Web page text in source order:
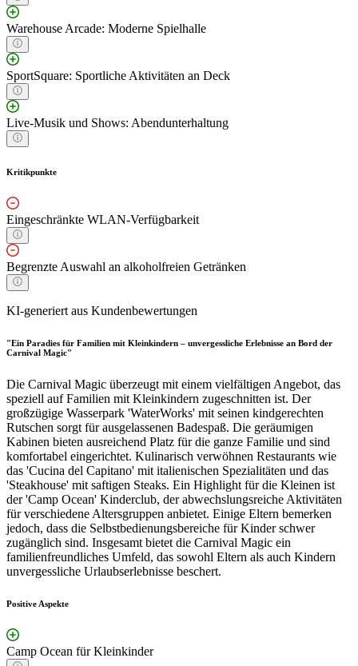
Warehouse Arcade: Moderne Spielhalle
SportSquare: Sportliche Aktivitäten an Deck
Live-Musik und Shows: Abendunterhaltung
Kritikpunkte
Eingeschränkte WLAN-Verfügbarkeit
Begrenzte Auswahl an alkoholfreien Getränken
KI-generiert aus Kundenbewertungen
"Ein Paradies für Familien mit Kleinkindern – unvergessliche Erlebnisse an Bord der
Carnival Magic"
Die Carnival Magic überzeugt mit einem vielfältigen Angebot, das
speziell auf Familien mit Kleinkindern zugeschnitten ist. Der
großzügige Wasserpark 'WaterWorks' mit seinen kindgerechten
Rutschen sorgt für ausgelassenen Badespaß. Die geräumigen
Kabinen bieten ausreichend Platz für die ganze Familie und sind
komfortabel eingerichtet. Kulinarisch verwöhnen Restaurants wie
das 'Cucina del Capitano' mit italienischen Spezialitäten und das
'Steakhouse' mit saftigen Steaks. Ein Highlight für die Kleinen ist
der 'Camp Ocean' Kinderclub, der abwechslungsreiche Aktivitäten
für verschiedene Altersgruppen anbietet. Einige Eltern bemerken
jedoch, dass die Selbstbedienungsbereiche für Kinder schwer
zugänglich sind. Insgesamt bietet die Carnival Magic ein
familienfreundliches Umfeld, das sowohl Eltern als auch Kindern
unvergessliche Urlaubserlebnisse beschert.
Positive Aspekte
Camp Ocean für Kleinkinder